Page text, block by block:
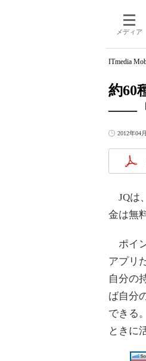
メディア
ITmedia
約60
――「
2012年04
JQは
金は無
ポイ
アプリ
自分の
ば自分
できる
ときに